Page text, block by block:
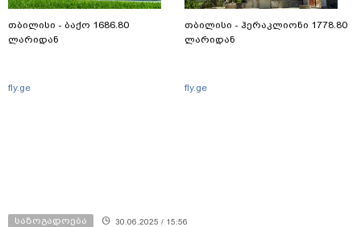
თბილისი - ბაქო 1686.80
ლარიდან
fly.ge
თბილისი - ჰერაკლიონი 1778.80
ლარიდან
fly.ge
საზოგადოება 30.06.2025 / 15:56